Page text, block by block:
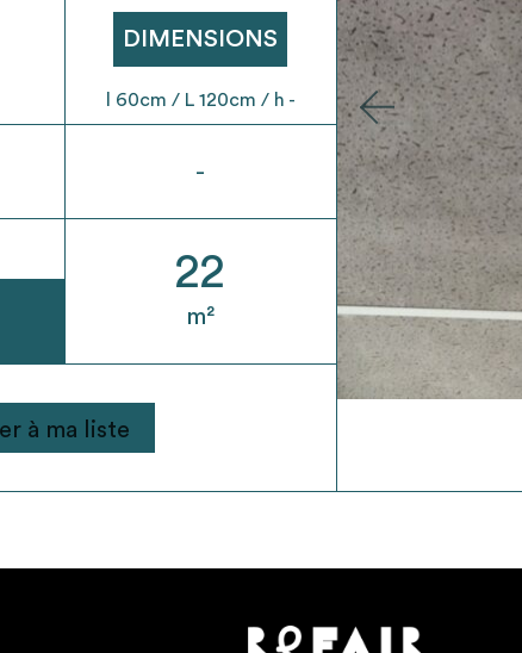
DIMENSIONS
l 60cm / L 120cm / h -
-
22
m²
à ma liste